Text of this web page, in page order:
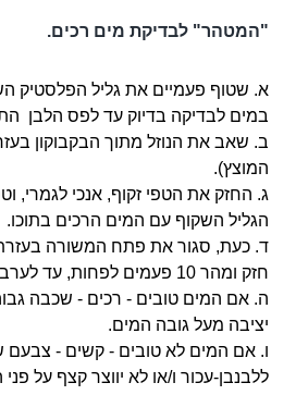
"המטהר" לבדיקת מים רכים.
א. שטוף פעמיים את גליל הפלסטיק
במים לבדיקה בדיוק עד לפס הלבן
ב. שאב את הנוזל מתוך הבקבוקון
המוצץ).
הגליל השקוף עם המים הרכים בתוכו.
ד. כעת, סגור את פתח המשורה בעזרת
חזק ומהר 10 פעמים לפחות, עד לערבוב מלא!
ה. אם המים טובים - רכים - שכבה
יציבה מעל גובה המים.
ו. אם המים לא טובים - קשים - צבעם
ללבנבן-עכור ו/או לא יווצר קצף על